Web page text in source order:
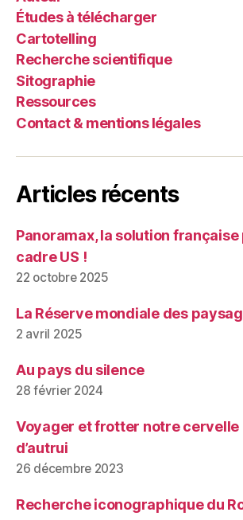
Études à télécharger
Cartotelling
Recherche scientifique
Sitographie
Ressources
Contact & mentions légales
Articles récents
Panoramax, la solution
cadre US !
22 octobre 2025
La Réserve mondiale des
2 avril 2025
Au pays du silence
28 février 2024
Voyager et frotter notre cervelle
d’autrui
26 décembre 2023
Recherche iconographique du